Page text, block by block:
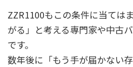
ZZR1100もこの条件に当ては
がる」と考える専門家や中古
です。
数年後に「もう手が届かない